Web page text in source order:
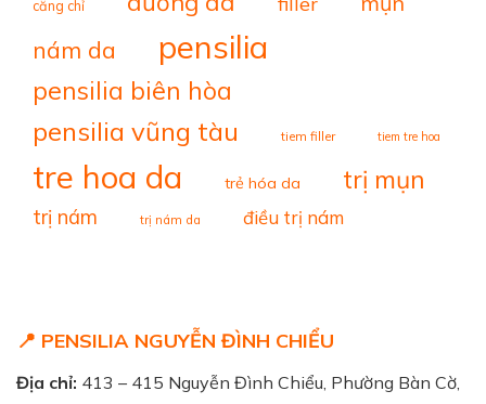
căng chỉ
nám da pensilia
pensilia biên hòa
pensilia vũng tàu tiem filler tiem tre hoa
tre hoa da trẻ hóa da trị mụn
trị nám trị nám da điều trị nám
📍 PENSILIA NGUYỄN ĐÌNH CHIỂU
Địa chỉ: 413 – 415 Nguyễn Đình Chiểu, Phường Bàn Cờ,